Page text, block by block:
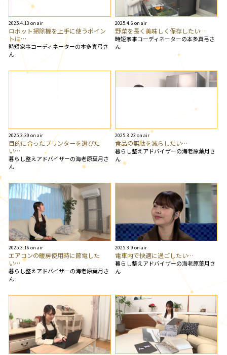
2025.4.13 on air
ロボット掃除機を上手に使うポイン
トは…
時短家事コーディネーターの本多真弓さ
ん
2025.4.6 on air
野菜を長く美味しく保存したい…
時短家事コーディネーターの本多真弓さ
ん
2025.3.30 on air
目的に合ったプリンターを選びた
い…
暮らし整えアドバイザーの海老原葉月さ
ん
2025.3.23 on air
食品の無駄を減らしたい…
暮らし整えアドバイザーの海老原葉月さ
ん
2025.3.16 on air
エアコンの暖房使用時に節電した
い…
暮らし整えアドバイザーの海老原葉月さ
ん
2025.3.9 on air
電車内で快適に過ごしたい…
暮らし整えアドバイザーの海老原葉月さ
ん